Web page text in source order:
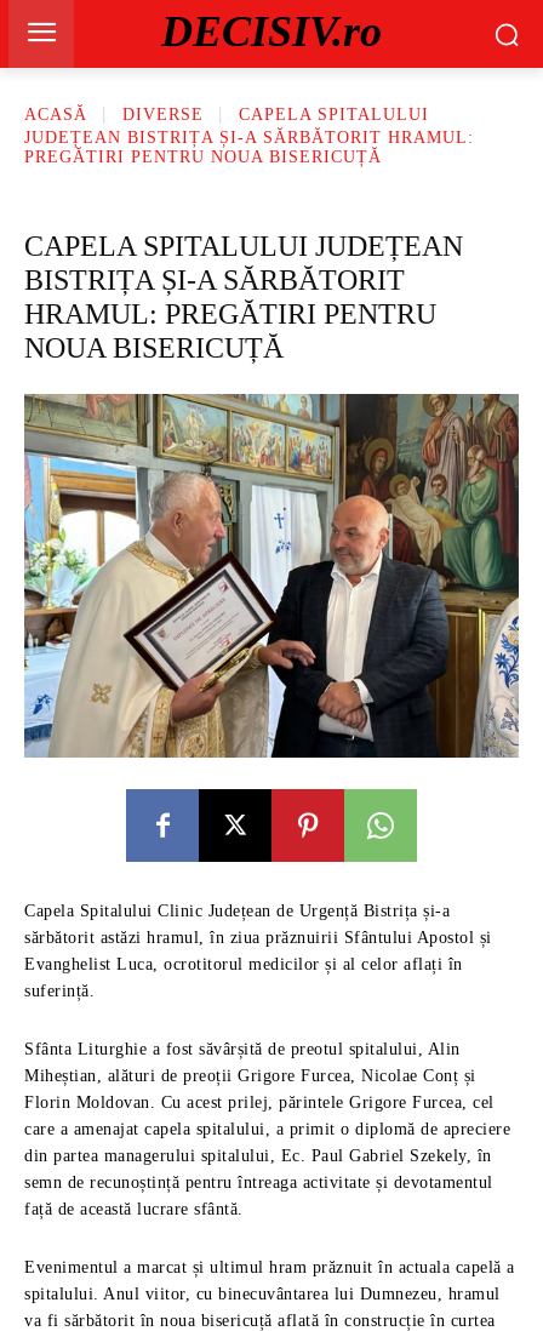
DECISIV.ro
ACASĂ DIVERSE
CAPELA SPITALULUI
JUDEȚEAN BISTRIȚA ȘI-A SĂRBĂTORIT HRAMUL:
PREGĂTIRI PENTRU NOUA BISERICUȚĂ
CAPELA SPITALULUI JUDEȚEAN
BISTRIȚA ȘI-A SĂRBĂTORIT
HRAMUL: PREGĂTIRI PENTRU
NOUA BISERICUȚĂ
Capela Spitalului Clinic Județean de Urgență Bistrița și-a
sărbătorit astăzi hramul, în ziua prăznuirii Sfântului Apostol și
Evanghelist Luca, ocrotitorul medicilor și al celor aflați în
suferință.
Sfânta Liturghie a fost săvârșită de preotul spitalului, Alin
Miheștian, alături de preoții Grigore Furcea, Nicolae Conț și
Florin Moldovan. Cu acest prilej, părintele Grigore Furcea, cel
care a amenajat capela spitalului, a primit o diplomă de apreciere
din partea managerului spitalului, Ec. Paul Gabriel Szekely, în
semn de recunoștință pentru întreaga activitate și devotamentul
față de această lucrare sfântă.
Evenimentul a marcat și ultimul hram prăznuit în actuala capelă a
spitalului. Anul viitor, cu binecuvântarea lui Dumnezeu, hramul
va fi sărbătorit în noua bisericuță aflată în construcție în curtea